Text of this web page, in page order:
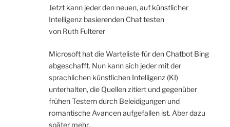
Jetzt kann jeder den neuen, auf künstlicher
Intelligenz basierenden Chat testen
von Ruth Fulterer
Microsoft hat die Warteliste für den Chatbot Bing
abgeschafft. Nun kann sich jeder mit der
sprachlichen künstlichen Intelligenz (KI)
unterhalten, die Quellen zitiert und gegenüber
frühen Testern durch Beleidigungen und
romantische Avancen aufgefallen ist. Aber dazu
später mehr.